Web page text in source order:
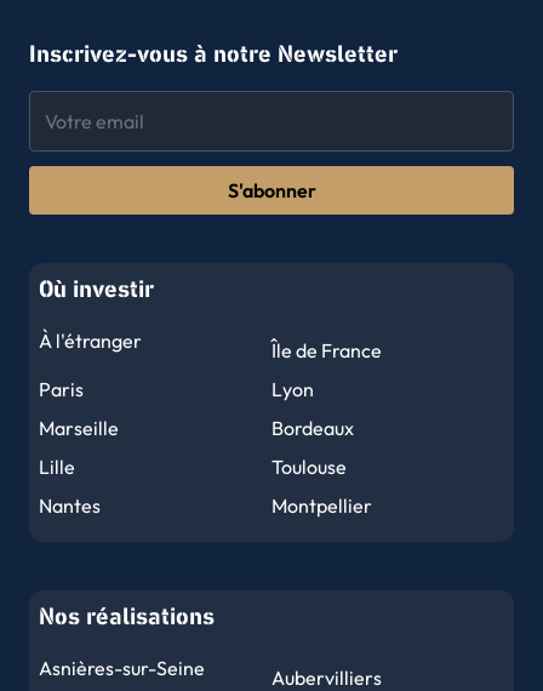
Inscrivez-vous à notre Newsletter
S'abonner
Où investir
À l'étranger
Île de France
Paris
Lyon
Marseille
Bordeaux
Lille
Toulouse
Nantes
Montpellier
Le Havre
Grenoble
Nos réalisations
Asnières-sur-Seine
Aubervilliers